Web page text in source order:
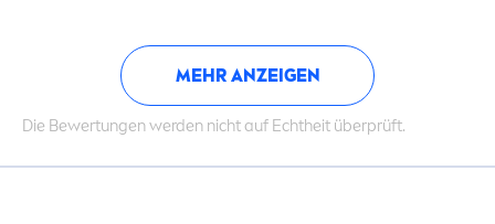
MEHR ANZEIGEN
Die Bewertungen werden nicht auf Echtheit überprüft.